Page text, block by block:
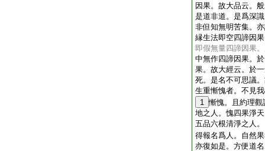
因果。故大品云。
是道非道。是爲深
非但知無明苦集。
縁生法即空四諦因
即假無量四諦因果
中無作四諦因果。
果。故大經云。於
死。是名不可思議
生重慚愧者。不見
1 慚愧。且約理
地之人。愧四果淨
五品六根清淨之人
得報名爲人。自然
亦復如是。方便道